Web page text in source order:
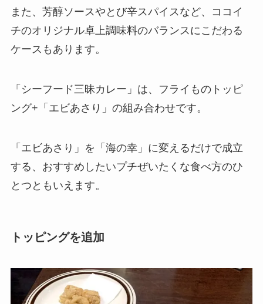
また、芳醇ソースやとび辛スパイスなど、ココイ
チのオリジナル卓上調味料のバランスにこだわる
ケースもあります。
「シーフード三昧カレー」は、フライものトッピ
ング+「エビあさり」の組み合わせです。
「エビあさり」を「海の幸」に変えるだけで成立
する、おすすめしたいプチぜいたくな食べ方のひ
とつともいえます。
トッピングを追加